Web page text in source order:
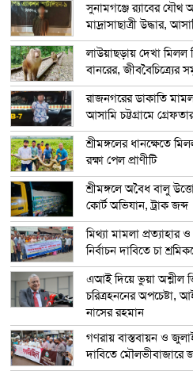
সুনামগঞ্জে র‍্যাবের
মাদ্রাসাছাত্রী উদ্ধার,
লাউয়াছড়ায় দেখা মিলল
বানরের, জীববৈচিত্র্যের
রাজনগরের ডাকাতি
আসামি চট্টগ্রামে
শ্রীমঙ্গলের ধানক্ষেতে
রক্ষা পেল প্রাণীটি
শ্রীমঙ্গলে অবৈধ বালু
কোর্ট অভিযান, ট্রাক জব্দ
মিথ্যা মামলা প্রত্যাহার
নির্বাচন দাবিতে চা
এআই দিয়ে ভুয়া অশ্লীল
চরিত্রহননের অপচেষ্টা,
নাসের রহমান
গণরায় বাস্তবায়ন ও
দাবিতে মৌলভীবাজারে